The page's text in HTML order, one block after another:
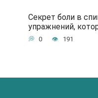
Секрет боли в
упражнений,
0 191